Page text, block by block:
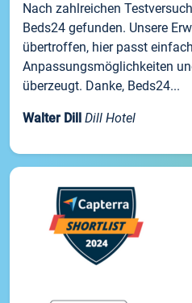
Nach zahlreichen
Beds24 gefunden. Unsere
übertroffen, hier passt
Anpassungsmöglichkeiten
überzeugt. Danke, Beds24...
Walter Dill Dill Hotel